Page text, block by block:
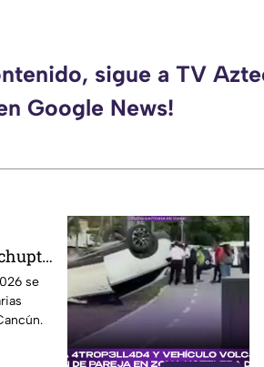
sigue a TV
Google News!
dese